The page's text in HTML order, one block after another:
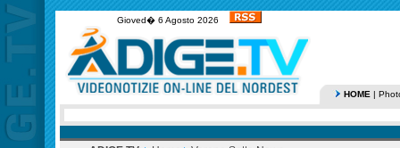
Gioved� 6 Agosto 2026
HOME |